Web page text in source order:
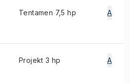
Tentamen 7,5 hp A
Projekt 3 hp A